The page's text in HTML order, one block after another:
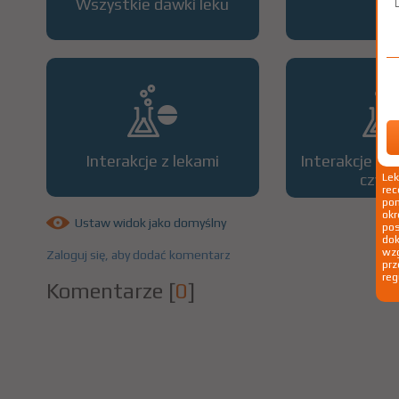
Wszystkie dawki leku
Interakcje z lekami
Interakcje z
Ustaw widok jako domyślny
Zaloguj się, aby dodać komentarz
Komentarze [0]